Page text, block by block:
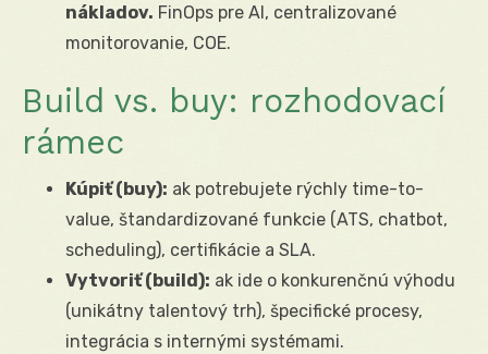
nákladov. FinOps pre AI, centralizované
monitorovanie, COE.
Build vs. buy: rozhodovací
rámec
Kúpiť (buy): ak potrebujete rýchly time-to-
value, štandardizované funkcie (ATS, chatbot,
scheduling), certifikácie a SLA.
Vytvoriť (build): ak ide o konkurenčnú výhodu
(unikátny talentový trh), špecifické procesy,
integrácia s internými systémami.